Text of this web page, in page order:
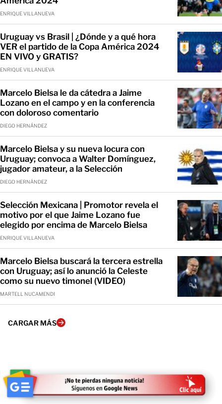
ENRIQUE VILLANUEVA
Uruguay vs Brasil | ¿Dónde y a qué hora
VER el partido de la Copa América 2024
EN VIVO y GRATIS?
ENRIQUE VILLANUEVA
Marcelo Bielsa le da cátedra a Jaime
Lozano en el campo y en la conferencia
con doloroso comentario
DIEGO HERNÁNDEZ
Marcelo Bielsa y su nueva locura con
Uruguay; convoca a Walter Domínguez,
jugador amateur, a la Selección
DIEGO HERNÁNDEZ
Selección Mexicana | Promotor revela el
motivo por el que Jaime Lozano fue
elegido por encima de Marcelo Bielsa
ENRIQUE VILLANUEVA
Marcelo Bielsa buscará la tercera estrella
con Uruguay; así lo anunció la Celeste
como su nuevo timonel (VIDEO)
MARTELL NUCAMENDI
CARGAR MÁS